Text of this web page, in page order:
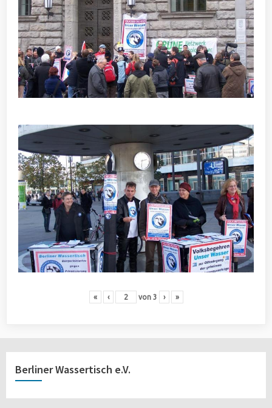
« ‹ von 3 › »
Berliner Wassertisch e.V.